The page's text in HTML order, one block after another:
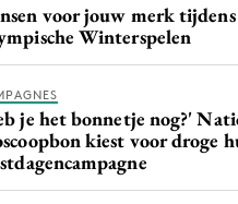
voor jouw merk tijdens
Winterspelen
je het bonnetje nog?'
kiest voor droge